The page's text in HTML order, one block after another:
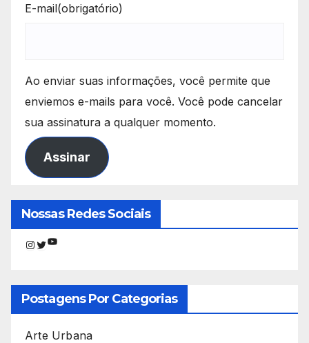
E-mail(obrigatório)
Ao enviar suas informações, você permite que
enviemos e-mails para você. Você pode cancelar
sua assinatura a qualquer momento.
Assinar
Nossas Redes Sociais
Instagram
Twitter
Youtube
Postagens Por Categorias
Arte Urbana